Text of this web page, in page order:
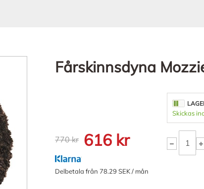
Fårskinnsdyna
770 kr 616 kr
Delbetala från 78.29 SEK / mån
Skickas